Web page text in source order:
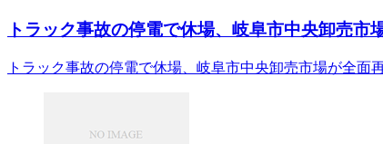
トラック事故の停電で休場、岐阜市中央卸売
トラック事故の停電で休場、岐阜市中央卸売市場が全面